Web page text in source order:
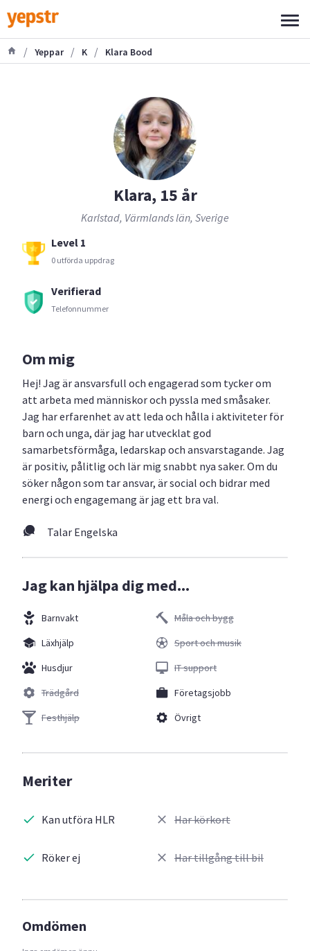
/ Yeppar / K / Klara Bood
Klara, 15 år
Karlstad, Värmlands län, Sverige
Level 1
0 utförda uppdrag
Verifierad
Telefonnummer
Om mig
Hej! Jag är ansvarsfull och engagerad som tycker om
att arbeta med människor och pyssla med småsaker.
Jag har erfarenhet av att leda och hålla i aktiviteter för
barn och unga, där jag har utvecklat god
samarbetsförmåga, ledarskap och ansvarstagande. Jag
är positiv, pålitlig och lär mig snabbt nya saker. Om du
söker någon som tar ansvar, är social och bidrar med
energi och engagemang är jag ett bra val.
Talar Engelska
Jag kan hjälpa dig med...
Barnvakt
Läxhjälp
Husdjur
Trädgård
Festhjälp
Måla och bygg
Sport och musik
IT support
Företagsjobb
Övrigt
Meriter
Kan utföra HLR
Röker ej
Har körkort
Har tillgång till bil
Omdömen